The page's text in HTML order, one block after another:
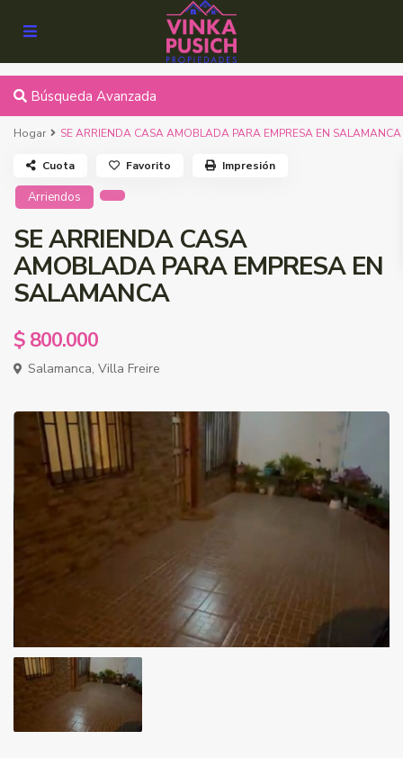
Búsqueda Avanzada
Hogar SE ARRIENDA CASA AMOBLADA PARA EMPRESA EN SALAMANCA
Arriendos
SE ARRIENDA CASA
AMOBLADA PARA EMPRESA EN
SALAMANCA
$ 800.000
Salamanca,Villa Freire
Cuota Favorito Impresión